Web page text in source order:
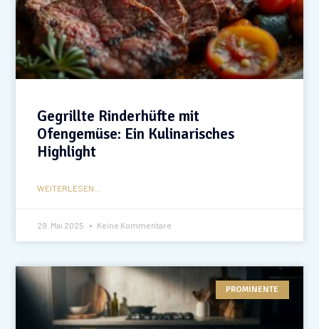
Gegrillte Rinderhüfte mit
Ofengemüse: Ein Kulinarisches
Highlight
WEITERLESEN...
29. Mai 2025 Keine Kommentare
PROMINENTE